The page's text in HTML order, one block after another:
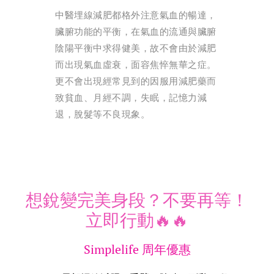
中醫埋線減肥都格外注意氣血的暢達，
臟腑功能的平衡，在氣血的流通與臟腑
陰陽平衡中求得健美，故不會由於減肥
而出現氣血虛衰，面容焦悴無華之症。
更不會出現經常見到的因服用減肥藥而
致貧血、月經不調，失眠，記憶力減
退，脫髮等不良現象。
想銳變完美身段？不要再等！
立即行動🔥🔥
Simplelife 周年優惠